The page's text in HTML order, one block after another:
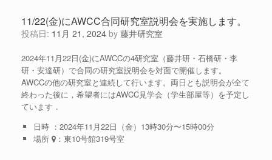
11/22(金)にAWCC合同研究室説明会を実施します。
投稿日: 11月 21, 2024 by 藤井研究室
2024年11月22日(金)にAWCCの4研究室（藤井研・石橋研・李
研・安達研）で合同の研究室説明会を対面で開催します。
AWCCの他の研究室と連続して行います。両日とも説明会が全て
終わった後に，希望者にはAWCC見学会（学生部屋等）を予定し
ています．
日時 ：2024年11月22日（金）13時30分〜15時00分
場所 ：東10号館319号室